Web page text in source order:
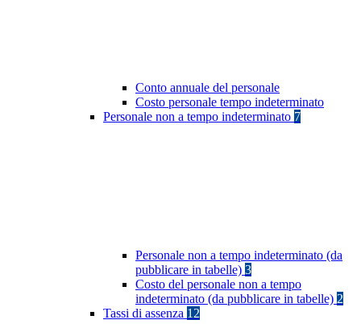
Conto annuale del personale
Costo personale tempo indeterminato
Personale non a tempo indeterminato 7
Personale non a tempo indeterminato (da
pubblicare in tabelle) 3
Costo del personale non a tempo
indeterminato (da pubblicare in tabelle) 2
Tassi di assenza 12